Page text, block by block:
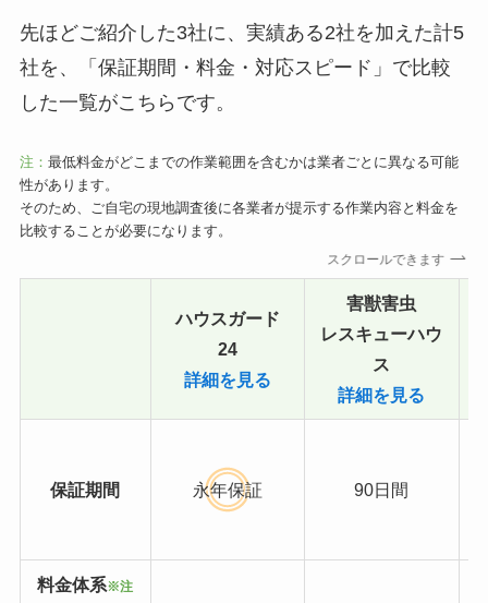
先ほどご紹介した3社に、実績ある2社を加えた計5
社を、「保証期間・料金・対応スピード」で比較
した一覧がこちらです。
注： 最低料金がどこまでの作業範囲を含むかは業者ごとに異なる可能
性があります。
そのため、ご自宅の現地調査後に各業者が提示する作業内容と料金を
比較することが必要になります。
スクロールできます
ハウスガード
24
詳細を見る
害獣害虫
レスキューハウ
ス
詳細を見る
保証期間 永年保証 90日間
料金体系※注